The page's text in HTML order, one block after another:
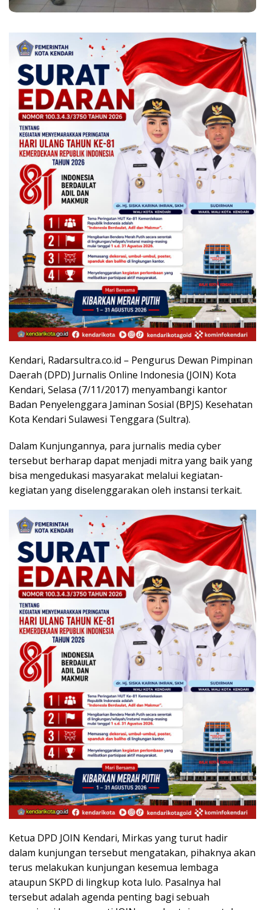
Kendari, Radarsultra.co.id – Pengurus Dewan Pimpinan
Daerah (DPD) Jurnalis Online Indonesia (JOIN) Kota
Kendari, Selasa (7/11/2017) menyambangi kantor
Badan Penyelenggara Jaminan Sosial (BPJS) Kesehatan
Kota Kendari Sulawesi Tenggara (Sultra).
Dalam Kunjungannya, para jurnalis media cyber
tersebut berharap dapat menjadi mitra yang baik yang
bisa mengedukasi masyarakat melalui kegiatan-
kegiatan yang diselenggarakan oleh instansi terkait.
Ketua DPD JOIN Kendari, Mirkas yang turut hadir
dalam kunjungan tersebut mengatakan, pihaknya akan
terus melakukan kunjungan kesemua lembaga
ataupun SKPD di lingkup kota lulo. Pasalnya hal
tersebut adalah agenda penting bagi sebuah